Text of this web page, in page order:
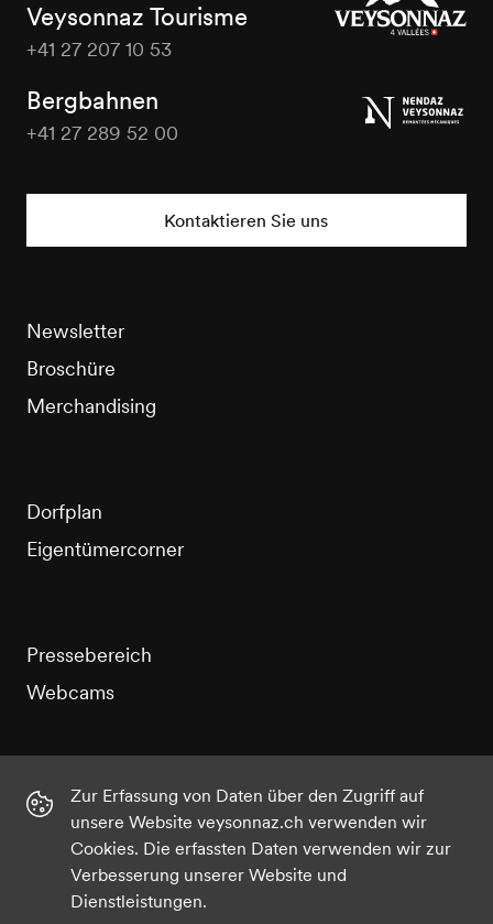
Veysonnaz Tourisme
+41 27 207 10 53
Bergbahnen
+41 27 289 52 00
Kontaktieren Sie uns
Newsletter
Broschüre
Merchandising
Dorfplan
Eigentümercorner
Pressebereich
Webcams
Instagram Facebook Twitter
Zur Erfassung von Daten über den Zugriff auf
unsere Website veysonnaz.ch verwenden wir
Cookies. Die erfassten Daten verwenden wir zur
Verbesserung unserer Website und
Dienstleistungen.